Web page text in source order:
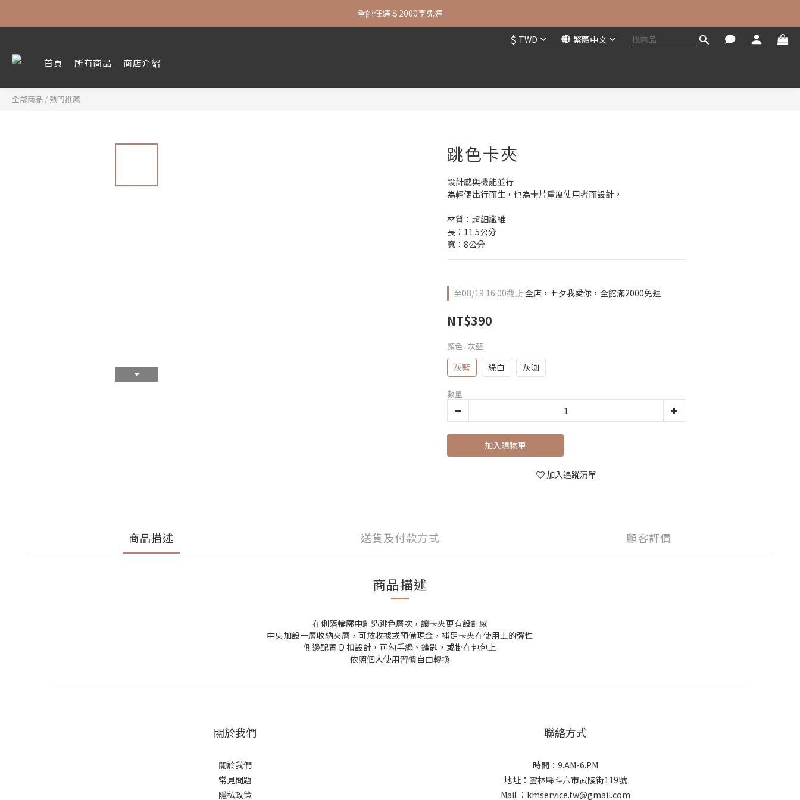
七夕限定| 指定包款+短夾還贈品牌襪子
全館任選＄2000享免運
$ TWD 繁體中文
首頁 所有商品 商店介紹
全部商品 /熱門推薦
跳色卡夾
設計感與機能並行
為輕便出行而生，也為卡片重度使用者而設計。
材質：超細纖維
長：11.5公分
寬：8公分
至08/19 16:00截止全店，七夕我愛你，全館滿2000免運
NT$390
顏色 : 灰藍
灰藍 綠白 灰咖
數量
加入購物車
加入追蹤清單
商品描述 送貨及付款方式 顧客評價
商品描述
在俐落輪廓中創造跳色層次，讓卡夾更有設計感
中央加設一層收納夾層，可放收據或預備現金，補足卡夾在使用上的彈性
側邊配置 D 扣設計，可勾手繩、鑰匙，或掛在包包上
依照個人使用習慣自由轉換
關於我們
關於我們
常見問題
隱私政策
聯絡方式
時間：9.AM-6.PM
地址：雲林縣斗六市武陵街119號
Mail ：kmservice.tw@gmail.com